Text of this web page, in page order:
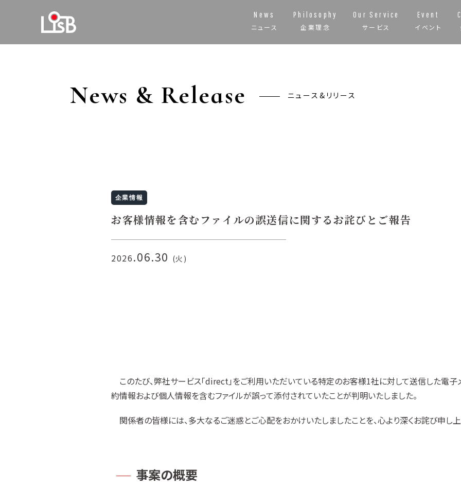
News
ニュース
Philosophy
企業理念
Our Service
サービス
Event
イベント
News & Release ニュース&リリース
企業情報
お客様情報を含むファイルの誤送信に関するお詫びとご報告
2026.06.30 (火)
このたび、弊社サービス「direct」をご利用いただいている特定のお客様1社に対して送信した電子
約情報および個人情報を含むファイルが誤って添付されていたことが判明いたしました。
関係者の皆様には、多大なるご迷惑とご心配をおかけいたしましたことを、心より深くお詫び申し上
事案の概要